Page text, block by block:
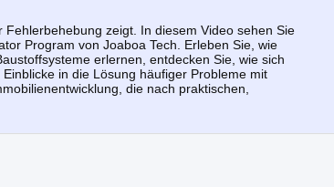
zeigt. In diesem Video sehen Sie
Program von Joaboa Tech. Erleben Sie, wie
erlernen, entdecken Sie, wie sich
in die Lösung häufiger Probleme mit
die nach praktischen,